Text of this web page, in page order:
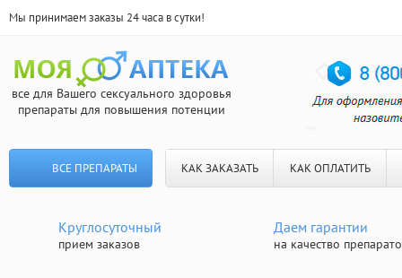
Мы принимаем заказы 24 часа в сутки!
все для Вашего сексуального здоровья
препараты для повышения потенции
ВСЕ ПРЕПАРАТЫ КАК ЗАКАЗАТЬ КАК ОПЛАТИТЬ
Круглосуточный
прием заказов
Даем гарантии
на качество